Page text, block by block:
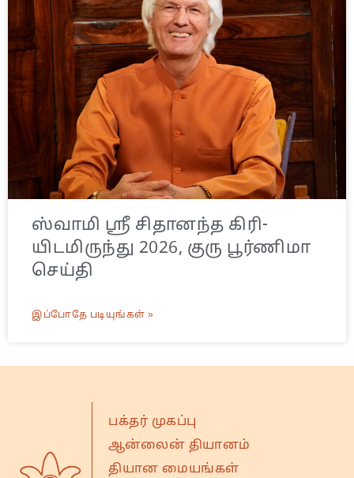
ஸ்வாமி ஸ்ரீ சிதானந்த கிரி-
யிடமிருந்து 2026, குரு பூர்ணிமா
செய்தி
இப்போதே படியுங்கள் »
பக்தர் முகப்பு
ஆன்லைன் தியானம்
தியான மையங்கள்